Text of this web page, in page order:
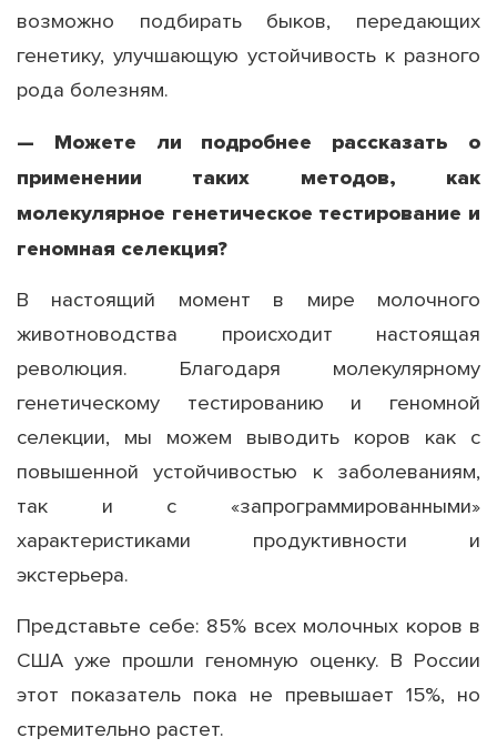
возможно подбирать быков, передающих
генетику, улучшающую устойчивость к разного
рода болезням.
— Можете ли подробнее рассказать о
применении таких методов, как
молекулярное генетическое тестирование и
геномная селекция?
В настоящий момент в мире молочного
животноводства происходит настоящая
революция. Благодаря молекулярному
генетическому тестированию и геномной
селекции, мы можем выводить коров как с
повышенной устойчивостью к заболеваниям,
так и с «запрограммированными»
характеристиками продуктивности и
экстерьера.
Представьте себе: 85% всех молочных коров в
США уже прошли геномную оценку. В России
этот показатель пока не превышает 15%, но
стремительно растет.